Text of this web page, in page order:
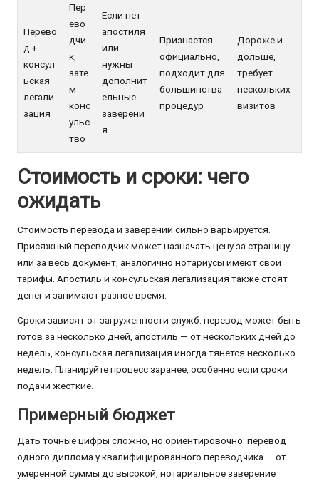
Перево
д +
консул
ьская
легали
зация
Пер
ево
дчи
к,
зате
м
конс
ульс
тво
Если нет
апостиля
или
нужны
дополнит
ельные
заверени
я
Признается
официально,
подходит для
большинства
процедур
Дороже и
дольше,
требует
нескольких
визитов
Стоимость и сроки: чего
ожидать
Стоимость перевода и заверений сильно варьируется.
Присяжный переводчик может назначать цену за страницу
или за весь документ, аналогично нотариусы имеют свои
тарифы. Апостиль и консульская легализация также стоят
денег и занимают разное время.
Сроки зависят от загруженности служб: перевод может быть
готов за несколько дней, апостиль — от нескольких дней до
недель, консульская легализация иногда тянется несколько
недель. Планируйте процесс заранее, особенно если сроки
подачи жесткие.
Примерный бюджет
Дать точные цифры сложно, но ориентировочно: перевод
одного диплома у квалифицированного переводчика — от
умеренной суммы до высокой, нотариальное заверение